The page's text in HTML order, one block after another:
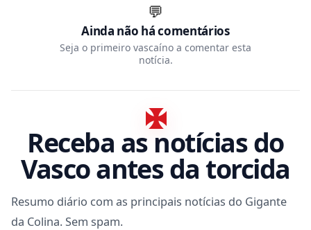
💬
Ainda não há comentários
Seja o primeiro vascaíno a comentar esta
notícia.
Receba as notícias do
Vasco antes da torcida
Resumo diário com as principais notícias do Gigante
da Colina. Sem spam.